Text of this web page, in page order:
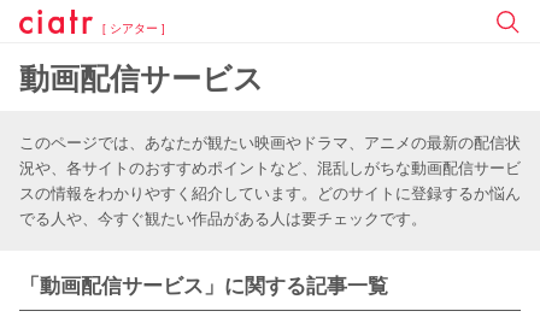
[ シアター ]
動画配信サービス
このページでは、あなたが観たい映画やドラマ、アニメの最新の配信状
況や、各サイトのおすすめポイントなど、混乱しがちな動画配信サービ
スの情報をわかりやすく紹介しています。どのサイトに登録するか悩ん
でる人や、今すぐ観たい作品がある人は要チェックです。
「動画配信サービス」に関する記事一覧